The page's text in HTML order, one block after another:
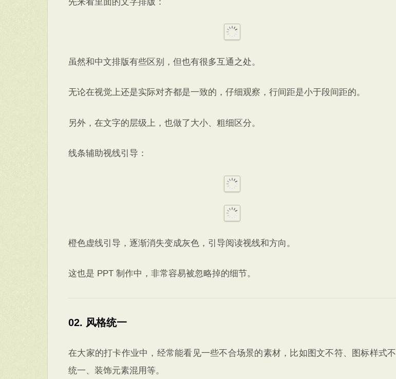
虽然和中文排版有些区别，但也有很多互通之处。
无论在视觉上还是实际对齐都是一致的，仔细观察，行间距是小于段间距的。
另外，在文字的层级上，也做了大小、粗细区分。
线条辅助视线引导：
橙色虚线引导，逐渐消失变成灰色，引导阅读视线和方向。
这也是 PPT 制作中，非常容易被忽略掉的细节。
02. 风格统一
在大家的打卡作业中，经常能看见一些不合场景的素材，比如图文不符、图标样式不
统一、装饰元素混用等。